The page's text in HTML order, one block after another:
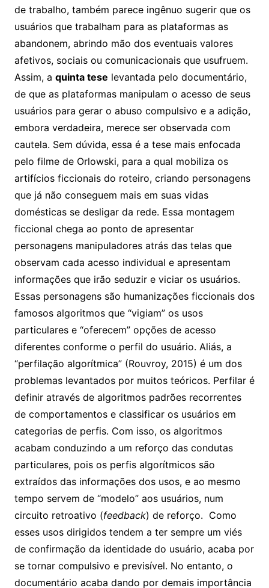
de trabalho, também parece ingênuo sugerir que os
usuários que trabalham para as plataformas as
abandonem, abrindo mão dos eventuais valores
afetivos, sociais ou comunicacionais que usufruem.
Assim, a quinta tese levantada pelo documentário,
de que as plataformas manipulam o acesso de seus
usuários para gerar o abuso compulsivo e a adição,
embora verdadeira, merece ser observada com
cautela. Sem dúvida, essa é a tese mais enfocada
pelo filme de Orlowski, para a qual mobiliza os
artifícios ficcionais do roteiro, criando personagens
que já não conseguem mais em suas vidas
domésticas se desligar da rede. Essa montagem
ficcional chega ao ponto de apresentar
personagens manipuladores atrás das telas que
observam cada acesso individual e apresentam
informações que irão seduzir e viciar os usuários.
Essas personagens são humanizações ficcionais dos
famosos algoritmos que “vigiam” os usos
particulares e “oferecem” opções de acesso
diferentes conforme o perfil do usuário. Aliás, a
“perfilação algorítmica” (Rouvroy, 2015) é um dos
problemas levantados por muitos teóricos. Perfilar é
definir através de algoritmos padrões recorrentes
de comportamentos e classificar os usuários em
categorias de perfis. Com isso, os algoritmos
acabam conduzindo a um reforço das condutas
particulares, pois os perfis algorítmicos são
extraídos das informações dos usos, e ao mesmo
tempo servem de “modelo” aos usuários, num
circuito retroativo (feedback) de reforço. Como
esses usos dirigidos tendem a ter sempre um viés
de confirmação da identidade do usuário, acaba por
se tornar compulsivo e previsível. No entanto, o
documentário acaba dando por demais importância